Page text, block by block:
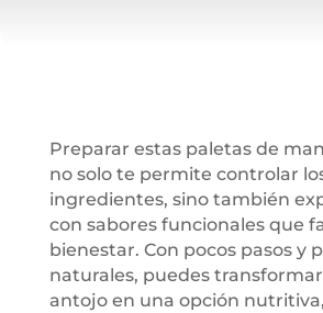
Preparar estas paletas de
no solo te permite controlar
ingredientes, sino también
con sabores funcionales que
bienestar. Con pocos pasos y
naturales, puedes
antojo en una opción